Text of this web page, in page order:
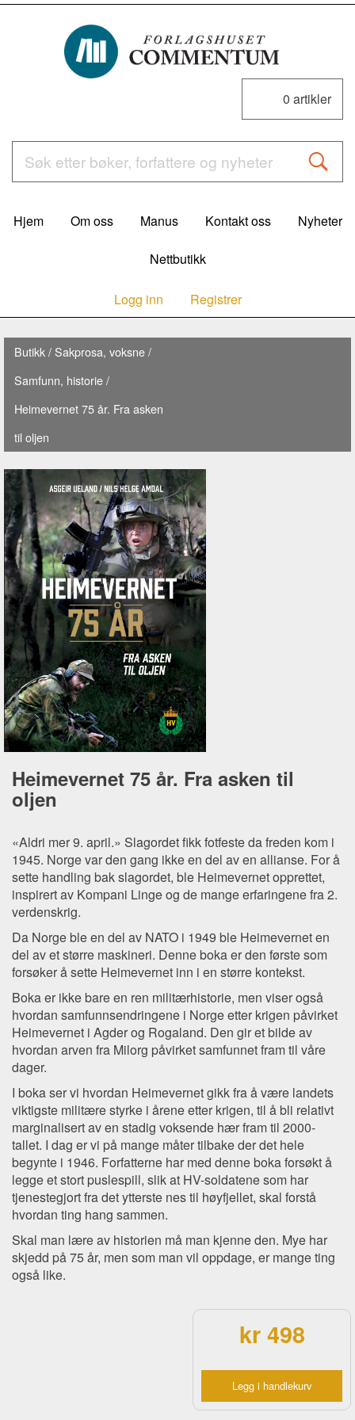
0 artikler
Hjem Om oss Manus Kontakt oss Nyheter
Nettbutikk
Logg inn Registrer
Butikk/ Sakprosa, voksne/
Samfunn, historie/
Heimevernet 75 år. Fra asken
til oljen
Heimevernet 75 år. Fra asken til
oljen
«Aldri mer 9. april.» Slagordet fikk fotfeste da freden kom i
1945. Norge var den gang ikke en del av en allianse. For å
sette handling bak slagordet, ble Heimevernet opprettet,
inspirert av Kompani Linge og de mange erfaringene fra 2.
verdenskrig.
Da Norge ble en del av NATO i 1949 ble Heimevernet en
del av et større maskineri. Denne boka er den første som
forsøker å sette Heimevernet inn i en større kontekst.
Boka er ikke bare en ren militærhistorie, men viser også
hvordan samfunnsendringene i Norge etter krigen påvirket
Heimevernet i Agder og Rogaland. Den gir et bilde av
hvordan arven fra Milorg påvirket samfunnet fram til våre
dager.
I boka ser vi hvordan Heimevernet gikk fra å være landets
viktigste militære styrke i årene etter krigen, til å bli relativt
marginalisert av en stadig voksende hær fram til 2000-
tallet. I dag er vi på mange måter tilbake der det hele
begynte i 1946. Forfatterne har med denne boka forsøkt å
legge et stort puslespill, slik at HV-soldatene som har
tjenestegjort fra det ytterste nes til høyfjellet, skal forstå
hvordan ting hang sammen.
Skal man lære av historien må man kjenne den. Mye har
skjedd på 75 år, men som man vil oppdage, er mange ting
også like.
kr 498
Legg i handlekurv